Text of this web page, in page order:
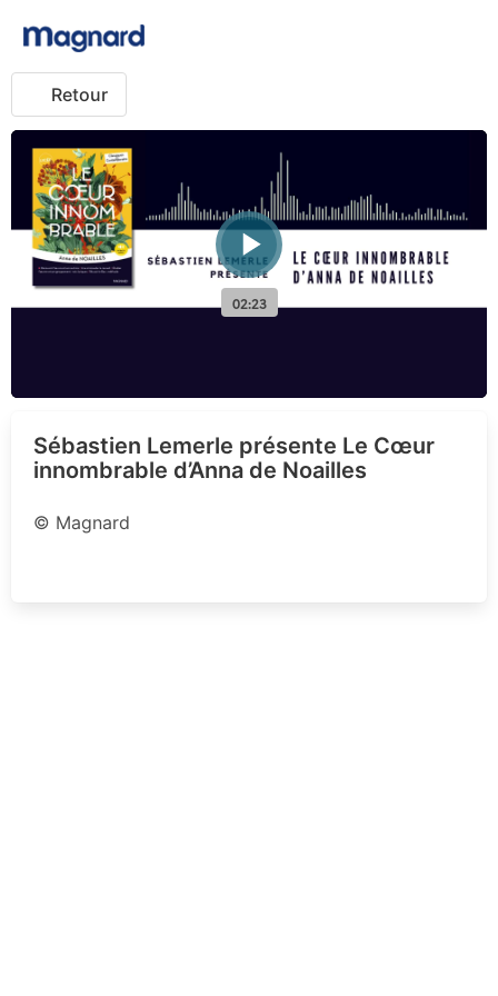
Retour
Sébastien Lemerle présente Le Cœur
innombrable d’Anna de Noailles
© Magnard